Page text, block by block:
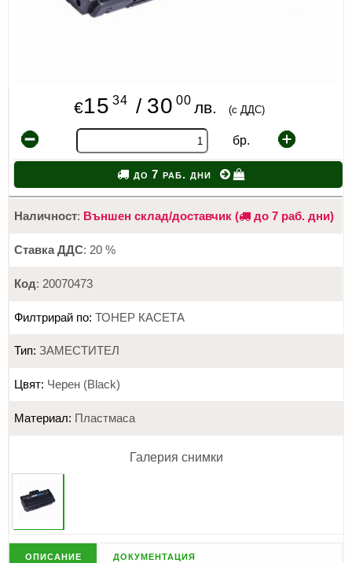
€15 34 / 30 00 лв. (с ДДС)
бр.
до 7 раб. дни
Наличност: Външен склад/доставчик ( до 7 раб. дни)
Ставка ДДС: 20 %
Код: 20070473
Филтрирай по: ТОНЕР КАСЕТА
Тип: ЗАМЕСТИТЕЛ
Цвят: Черен (Black)
Материал: Пластмаса
Галерия снимки
описание документация